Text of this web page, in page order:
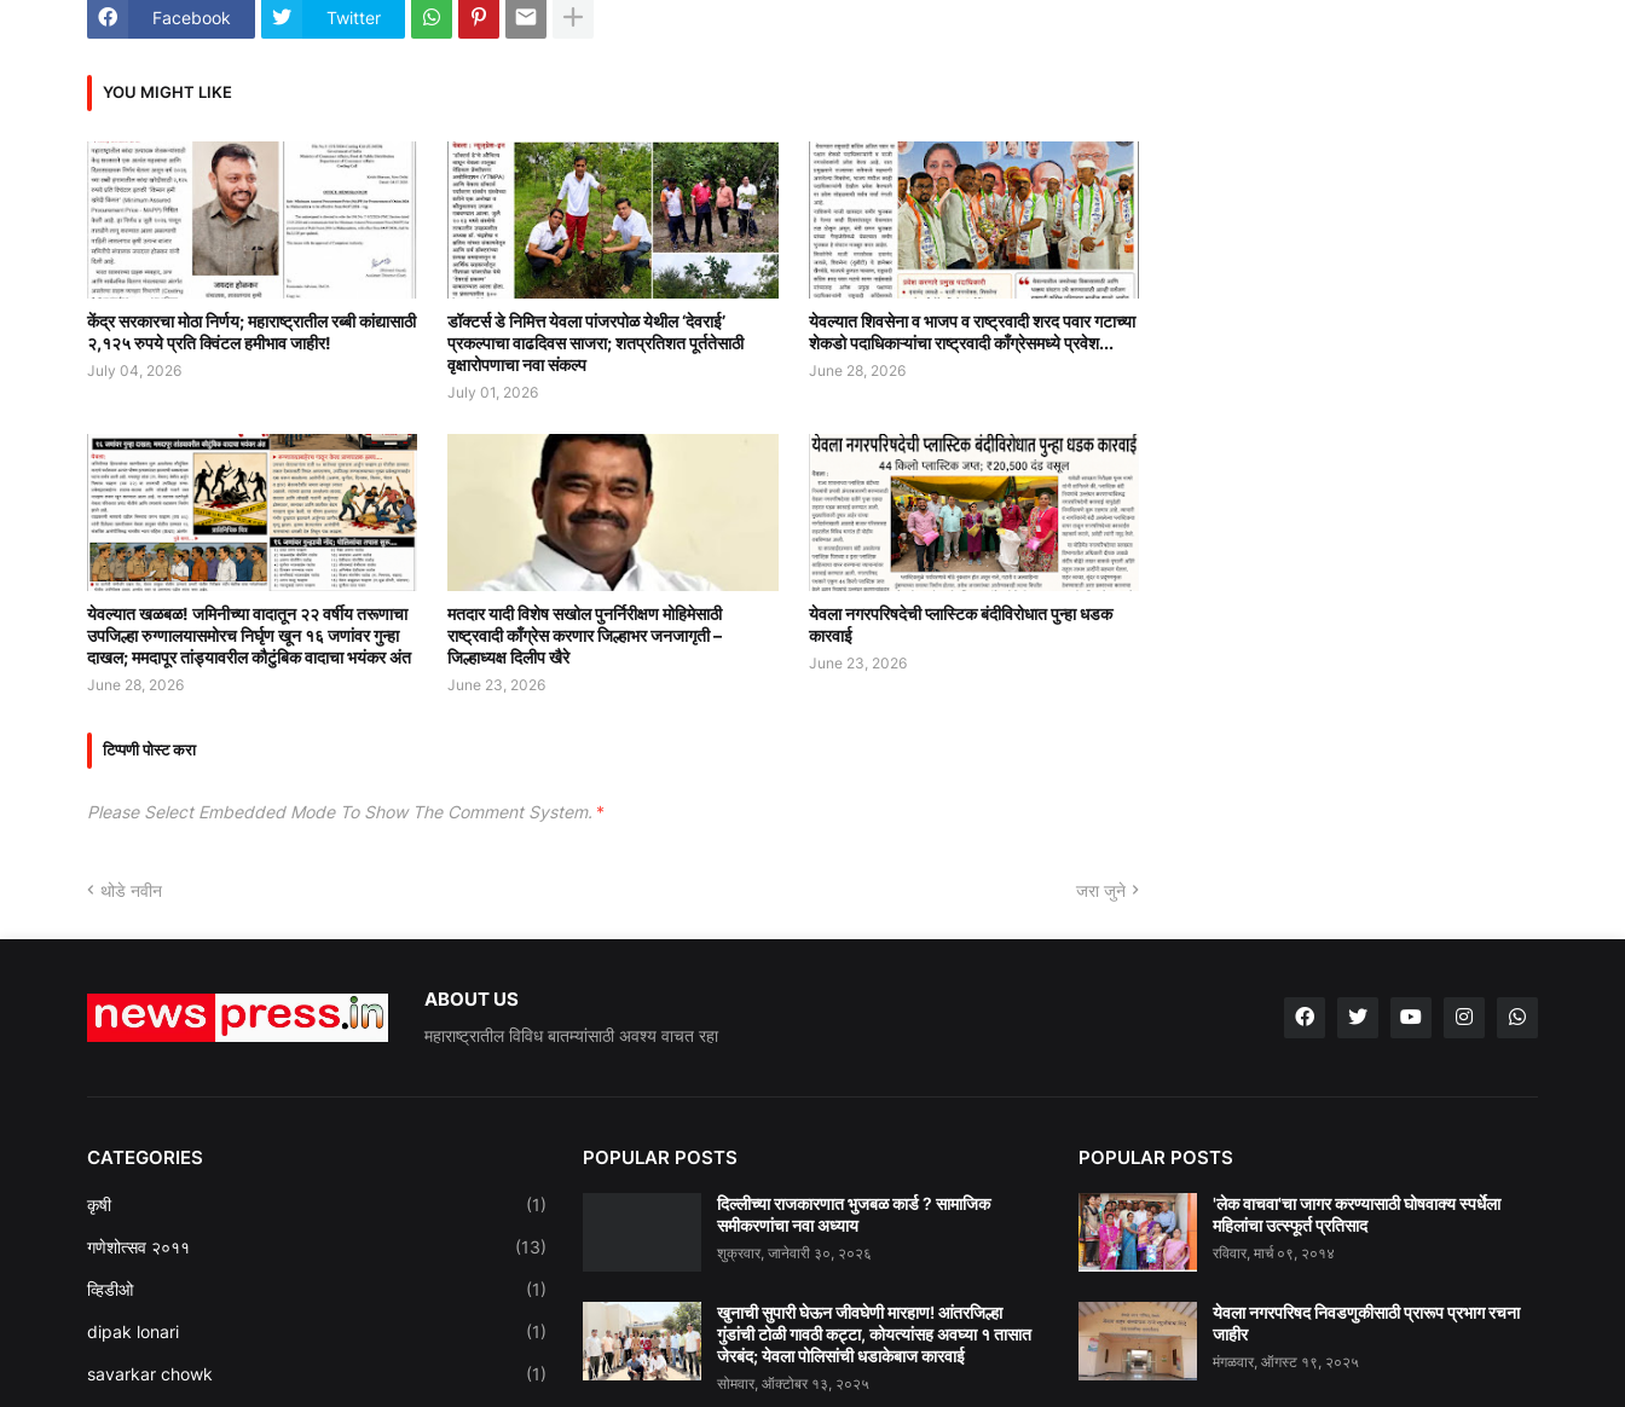
Facebook Twitter
YOU MIGHT LIKE
केंद्र सरकारचा मोठा निर्णय; महाराष्ट्रातील रब्बी कांद्यासाठी
२,१२५ रुपये प्रति क्विंटल हमीभाव जाहीर!
July 04, 2026
डॉक्टर्स डे निमित्त येवला पांजरपोळ येथील ‘देवराई’
प्रकल्पाचा वाढदिवस साजरा; शतप्रतिशत पूर्ततेसाठी
वृक्षारोपणाचा नवा संकल्प
July 01, 2026
येवल्यात शिवसेना व भाजप व राष्ट्रवादी शरद पवार गटाच्या
शेकडो पदाधिकाऱ्यांचा राष्ट्रवादी काँग्रेसमध्ये प्रवेश...
June 28, 2026
येवल्यात खळबळ! जमिनीच्या वादातून २२ वर्षीय तरूणाचा
उपजिल्हा रुग्णालयासमोरच निर्घृण खून १६ जणांवर गुन्हा
दाखल; ममदापूर तांड्यावरील कौटुंबिक वादाचा भयंकर अंत
June 28, 2026
मतदार यादी विशेष सखोल पुनर्निरीक्षण मोहिमेसाठी
राष्ट्रवादी काँग्रेस करणार जिल्हाभर जनजागृती –
जिल्हाध्यक्ष दिलीप खैरे
June 23, 2026
येवला नगरपरिषदेची प्लास्टिक बंदीविरोधात पुन्हा धडक
कारवाई
June 23, 2026
टिप्पणी पोस्ट करा
Please Select Embedded Mode To Show The Comment System. *
थोडे नवीन जरा जुने
ABOUT US
महाराष्ट्रातील विविध बातम्यांसाठी अवश्य वाचत रहा
CATEGORIES
कृषी (1)
गणेशोत्सव २०११ (13)
व्हिडीओ (1)
dipak lonari (1)
savarkar chowk (1)
POPULAR POSTS
दिल्लीच्या राजकारणात भुजबळ कार्ड ? सामाजिक
समीकरणांचा नवा अध्याय
शुक्रवार, जानेवारी ३०, २०२६
खुनाची सुपारी घेऊन जीवघेणी मारहाण! आंतरजिल्हा
गुंडांची टोळी गावठी कट्टा, कोयत्यांसह अवघ्या १ तासात
जेरबंद; येवला पोलिसांची धडाकेबाज कारवाई
सोमवार, ऑक्टोबर १३, २०२५
POPULAR POSTS
'लेक वाचवा'चा जागर करण्यासाठी घोषवाक्य स्पर्धेला
महिलांचा उत्स्फूर्त प्रतिसाद
रविवार, मार्च ०९, २०१४
येवला नगरपरिषद निवडणुकीसाठी प्रारूप प्रभाग रचना
जाहीर
मंगळवार, ऑगस्ट १९, २०२५